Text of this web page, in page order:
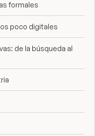
formales
poco digitales
de la búsqueda al